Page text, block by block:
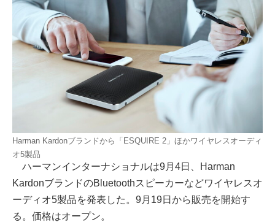
Harman Kardonブランドから「ESQUIRE 2」ほかワイヤレスオーディ
オ5製品
ハーマンインターナショナルは9月4日、Harman
KardonブランドのBluetoothスピーカーなどワイヤレスオ
ーディオ5製品を発表した。9月19日から販売を開始す
る。価格はオープン。